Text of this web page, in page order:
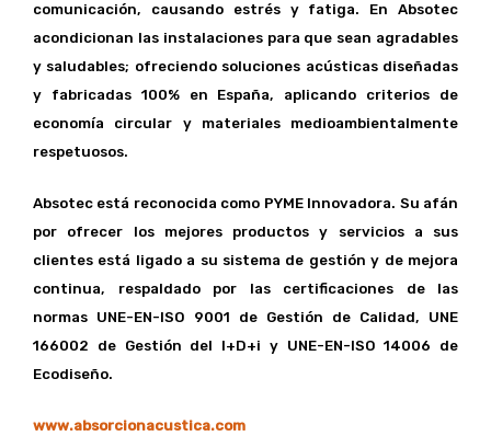
comunicación, causando estrés y fatiga. En Absotec
acondicionan las instalaciones para que sean agradables
y saludables; ofreciendo soluciones acústicas diseñadas
y fabricadas 100% en España, aplicando criterios de
economía circular y materiales medioambientalmente
respetuosos.
Absotec está reconocida como PYME Innovadora. Su afán
por ofrecer los mejores productos y servicios a sus
clientes está ligado a su sistema de gestión y de mejora
continua, respaldado por las certificaciones de las
normas UNE-EN-ISO 9001 de Gestión de Calidad, UNE
166002 de Gestión del I+D+i y UNE-EN-ISO 14006 de
Ecodiseño.
www.absorcionacustica.com